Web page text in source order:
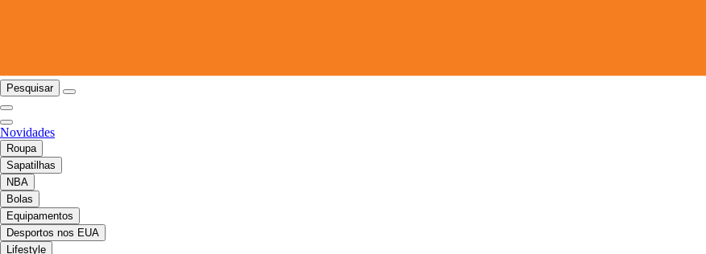
Pesquisar
Novidades
Roupa
Sapatilhas
NBA
Bolas
Equipamentos
Desportos nos EUA
Lifestyle